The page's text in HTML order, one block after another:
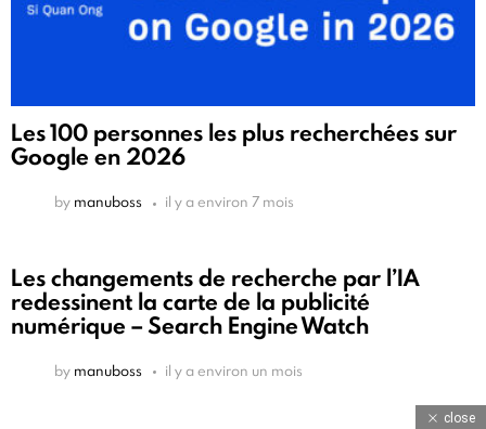
Les 100 personnes les plus recherchées sur
Google en 2026
by manuboss il y a environ 7 mois
Les changements de recherche par l’IA
redessinent la carte de la publicité
numérique – Search Engine Watch
by manuboss il y a environ un mois
close